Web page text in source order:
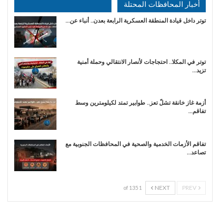
أخبار المحافظات المحتلة
توتر داخل قيادة المنطقة العسكرية الرابعة بعدن.. أنباء عن…
توتر في المكلا.. احتجاجات لأنصار الانتقالي وحملة أمنية
تزيد…
أزمة غاز خانقة تشلّ تعز.. طوابير تمتد لكيلومترين وسط
تفاقم…
تفاقم الأزمات الخدمية والصحية في المحافظات الجنوبية مع
تصاعد…
NEXT
1 of 135